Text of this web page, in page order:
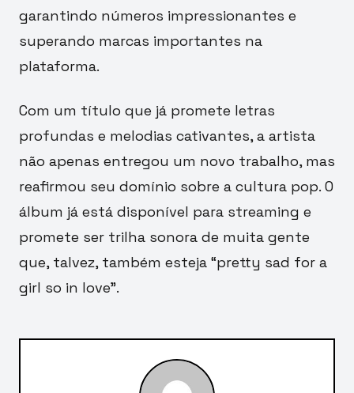
garantindo números impressionantes e
superando marcas importantes na
plataforma.
Com um título que já promete letras
profundas e melodias cativantes, a artista
não apenas entregou um novo trabalho, mas
reafirmou seu domínio sobre a cultura pop. O
álbum já está disponível para streaming e
promete ser trilha sonora de muita gente
que, talvez, também esteja “pretty sad for a
girl so in love”.